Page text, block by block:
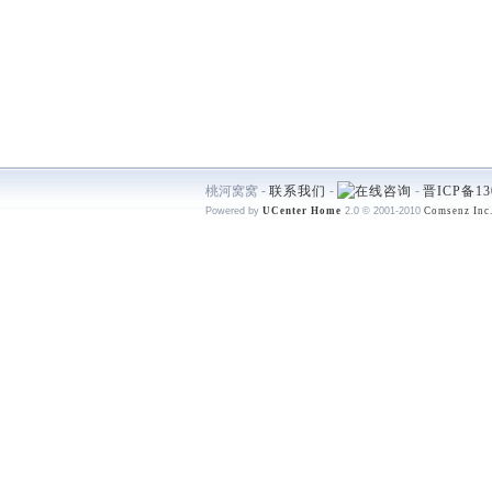
桃河窝窝 - 联系我们 - - 晋ICP备
Powered by UCenter Home 2.0 © 2001-2010 Comsenz Inc.